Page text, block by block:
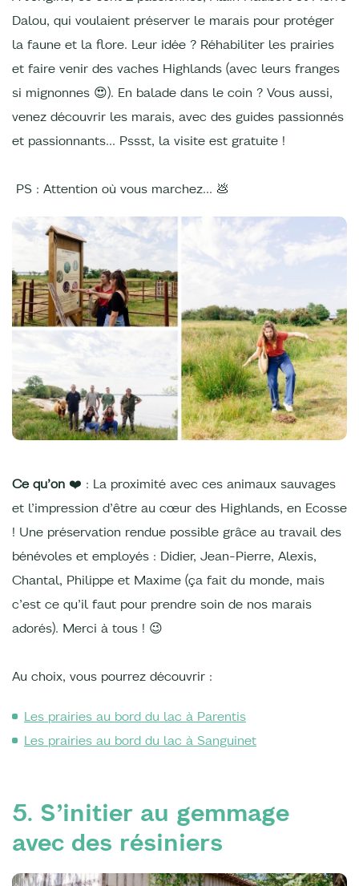
Dalou, qui voulaient préserver le marais pour protéger
la faune et la flore. Leur idée ? Réhabiliter les prairies
et faire venir des vaches Highlands (avec leurs franges
si mignonnes 😍). En balade dans le coin ? Vous aussi,
venez découvrir les marais, avec des guides passionnés
et passionnants... Pssst, la visite est gratuite !
PS : Attention où vous marchez… 💩
Ce qu’on ❤️ : La proximité avec ces animaux sauvages
et l’impression d’être au cœur des Highlands, en Ecosse
! Une préservation rendue possible grâce au travail des
bénévoles et employés : Didier, Jean-Pierre, Alexis,
Chantal, Philippe et Maxime (ça fait du monde, mais
c’est ce qu’il faut pour prendre soin de nos marais
adorés). Merci à tous ! 😉
Au choix, vous pourrez découvrir :
Les prairies au bord du lac à Parentis
Les prairies au bord du lac à Sanguinet
5. S’initier au gemmage
avec des résiniers